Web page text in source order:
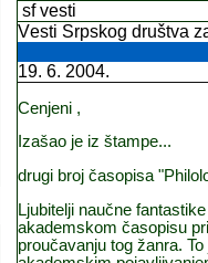
sf vesti
Vesti Srpskog društva
19. 6. 2004.
Cenjeni ,
zašao je iz štampe...
drugi broj časopisa
Ljubitelji naučne
akademskom časopisu
proučavanju tog žanra. To